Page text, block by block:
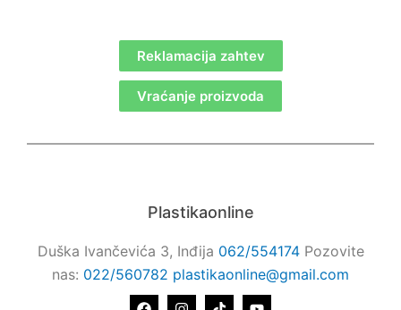
Reklamacija zahtev
Vraćanje proizvoda
Plastikaonline
Duška Ivančevića 3, Inđija 062/554174Pozovite
nas: 022/560782 plastikaonline@gmail.com